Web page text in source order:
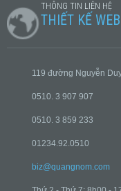
THÔNG TIN LIÊN HỆ
THIẾT KẾ
119 đường Nguyễn
0510. 3 907 907
0510. 3 859 233
01234.92.0510
biz@quangnom.com